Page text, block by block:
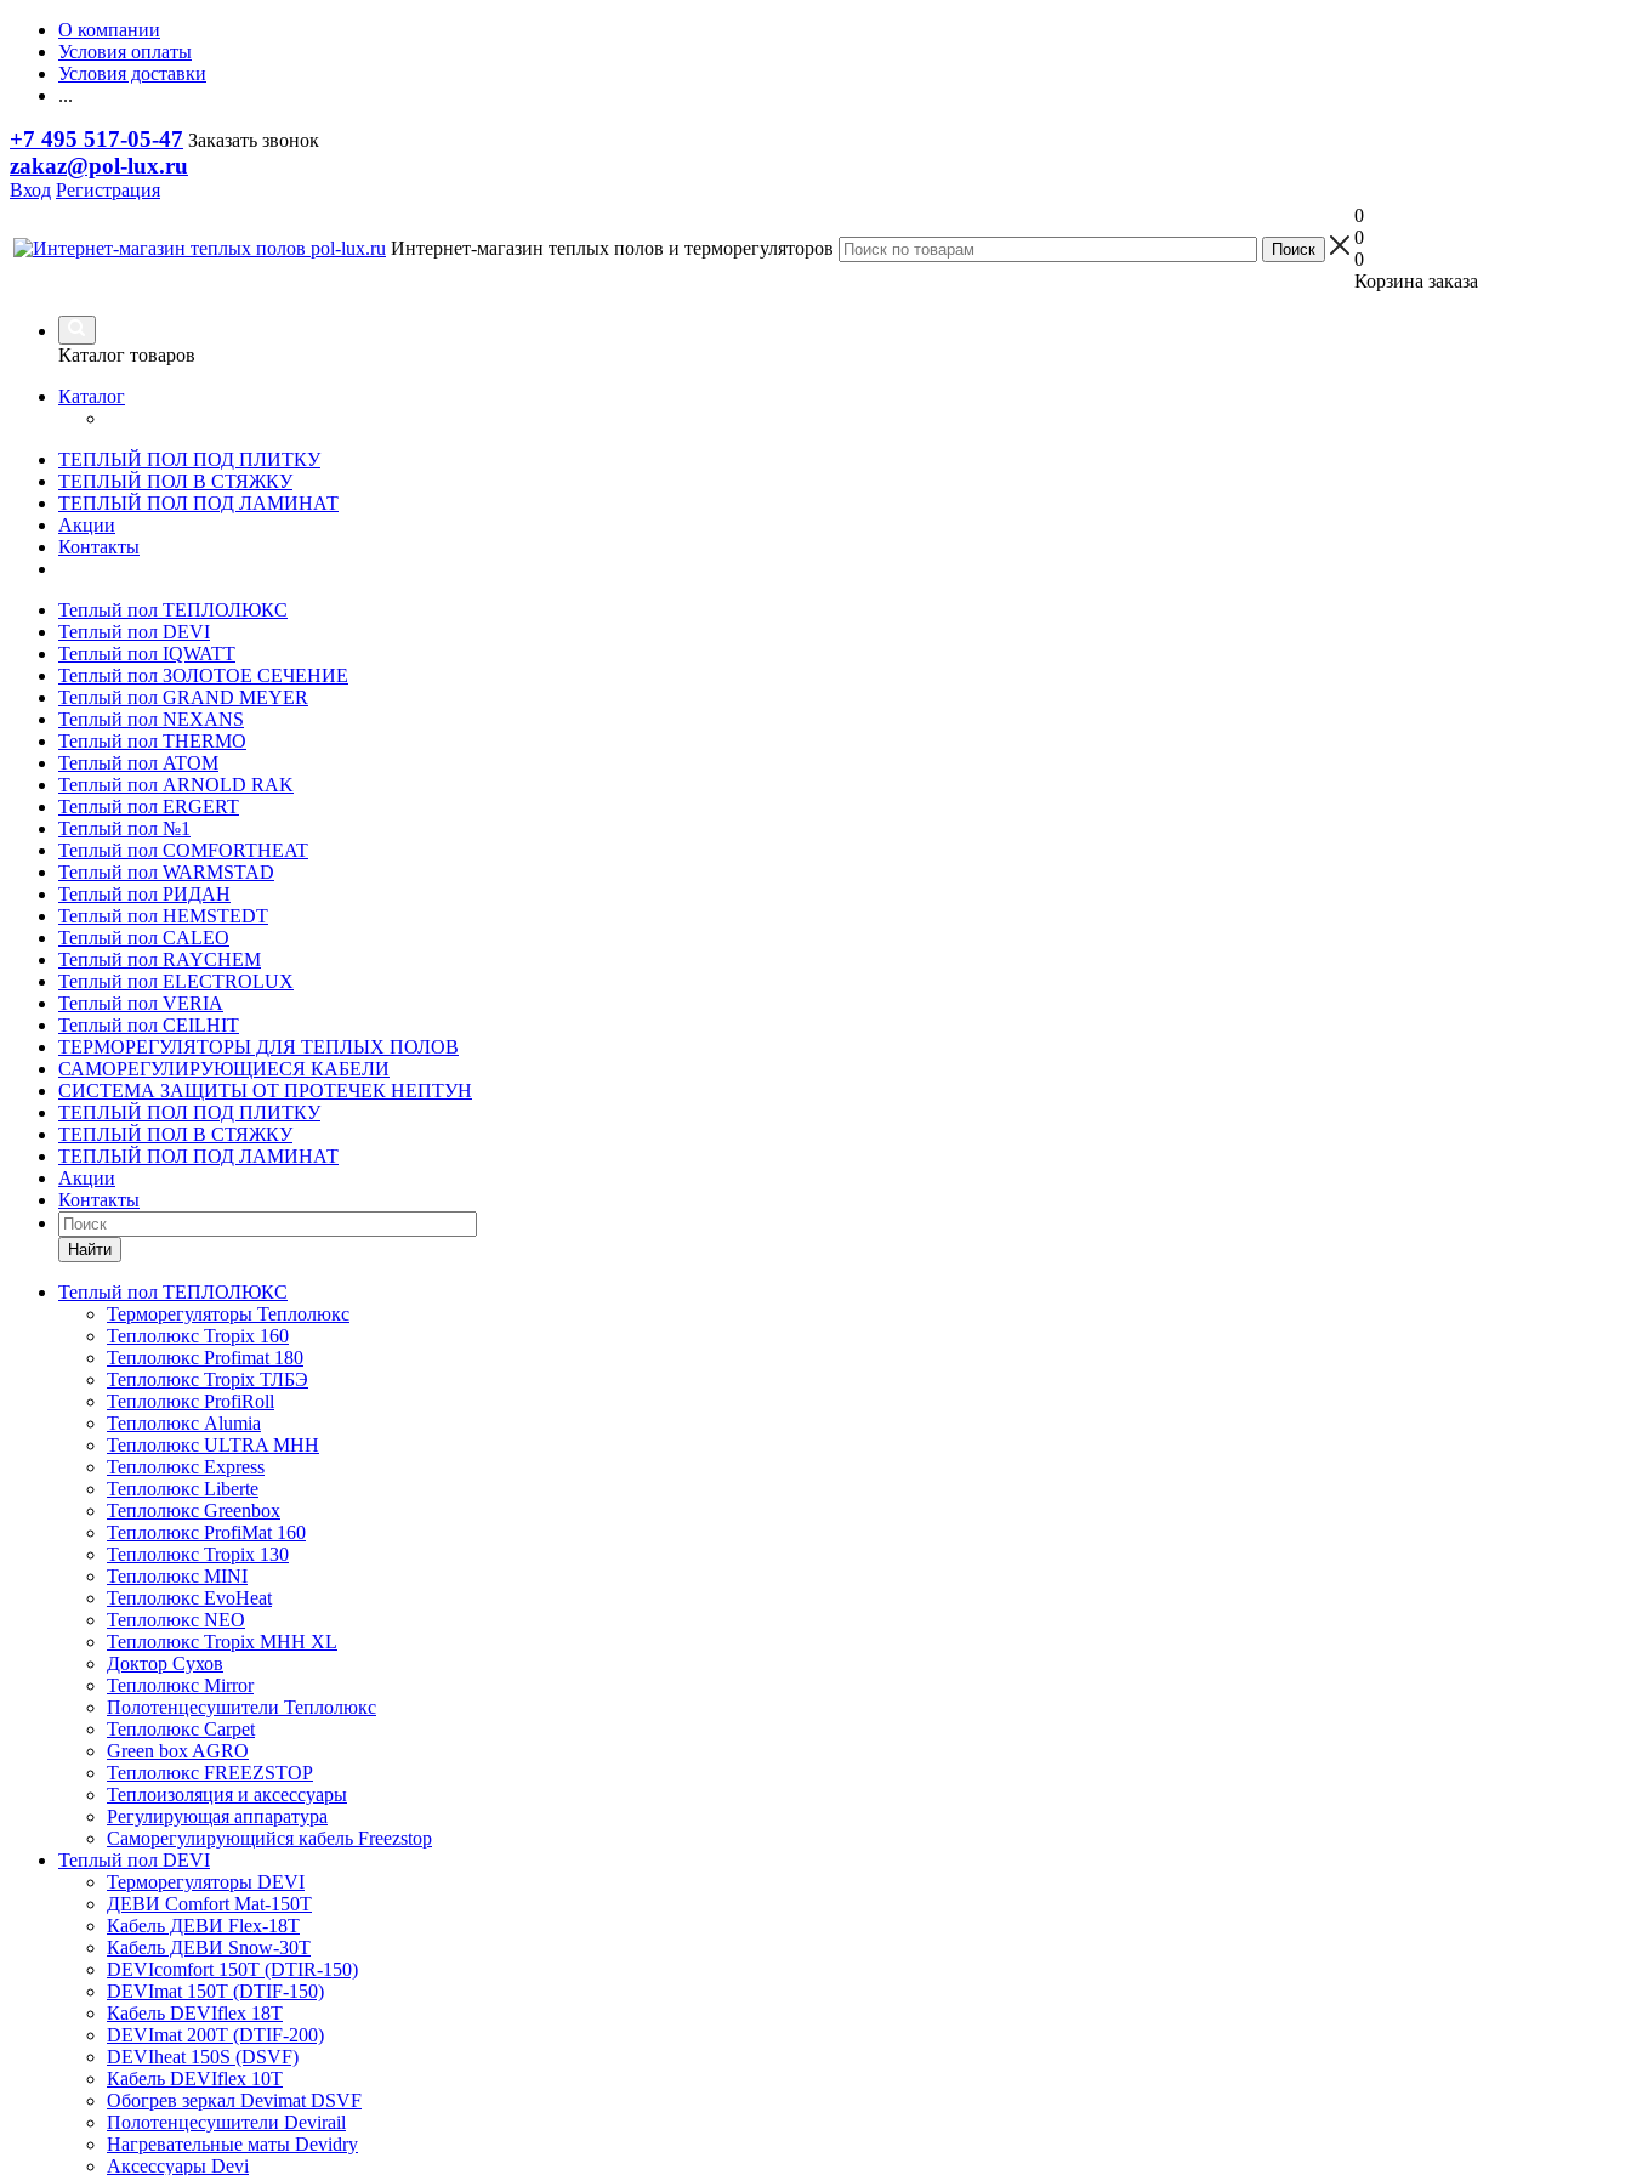
О компании
Условия оплаты
Условия доставки
...
+7 495 517-05-47 Заказать звонок
zakaz@pol-lux.ru
Вход Регистрация
Интернет-магазин теплых полов и терморегуляторов
0
0
0
Корзина заказа
Каталог товаров
Каталог
ТЕПЛЫЙ ПОЛ ПОД ПЛИТКУ
ТЕПЛЫЙ ПОЛ В СТЯЖКУ
ТЕПЛЫЙ ПОЛ ПОД ЛАМИНАТ
Акции
Контакты
Теплый пол ТЕПЛОЛЮКС
Теплый пол DEVI
Теплый пол IQWATT
Теплый пол ЗОЛОТОЕ СЕЧЕНИЕ
Теплый пол GRAND MEYER
Теплый пол NEXANS
Теплый пол THERMO
Теплый пол ATOM
Теплый пол ARNOLD RAK
Теплый пол ERGERT
Теплый пол №1
Теплый пол COMFORTHEAT
Теплый пол WARMSTAD
Теплый пол РИДАН
Теплый пол HEMSTEDT
Теплый пол CALEO
Теплый пол RAYCHEM
Теплый пол ELECTROLUX
Теплый пол VERIA
Теплый пол CEILHIT
ТЕРМОРЕГУЛЯТОРЫ ДЛЯ ТЕПЛЫХ ПОЛОВ
САМОРЕГУЛИРУЮЩИЕСЯ КАБЕЛИ
СИСТЕМА ЗАЩИТЫ ОТ ПРОТЕЧЕК НЕПТУН
ТЕПЛЫЙ ПОЛ ПОД ПЛИТКУ
ТЕПЛЫЙ ПОЛ В СТЯЖКУ
ТЕПЛЫЙ ПОЛ ПОД ЛАМИНАТ
Акции
Контакты
Найти
Теплый пол ТЕПЛОЛЮКС
Терморегуляторы Теплолюкс
Теплолюкс Tropix 160
Теплолюкс Profimat 180
Теплолюкс Tropix ТЛБЭ
Теплолюкс ProfiRoll
Теплолюкс Alumia
Теплолюкс ULTRA МНН
Теплолюкс Express
Теплолюкс Liberte
Теплолюкс Greenbox
Теплолюкс ProfiMat 160
Теплолюкс Tropix 130
Теплолюкс MINI
Теплолюкс EvoHeat
Теплолюкс NEO
Теплолюкс Tropix МНН XL
Доктор Сухов
Теплолюкс Mirror
Полотенцесушители Теплолюкс
Теплолюкс Carpet
Green box AGRO
Теплолюкс FREEZSTOP
Теплоизоляция и аксессуары
Регулирующая аппаратура
Cаморегулирующийся кабель Freezstop
Теплый пол DEVI
Терморегуляторы DEVI
ДЕВИ Comfort Mat-150T
Кабель ДЕВИ Flex-18T
Кабель ДЕВИ Snow-30T
DEVIcomfort 150T (DTIR-150)
DEVImat 150T (DTIF-150)
Кабель DEVIflex 18T
DEVImat 200T (DTIF-200)
DEVIheat 150S (DSVF)
Кабель DEVIflex 10T
Обогрев зеркал Devimat DSVF
Полотенцесушители Devirail
Нагревательные маты Devidry
Аксессуары Devi